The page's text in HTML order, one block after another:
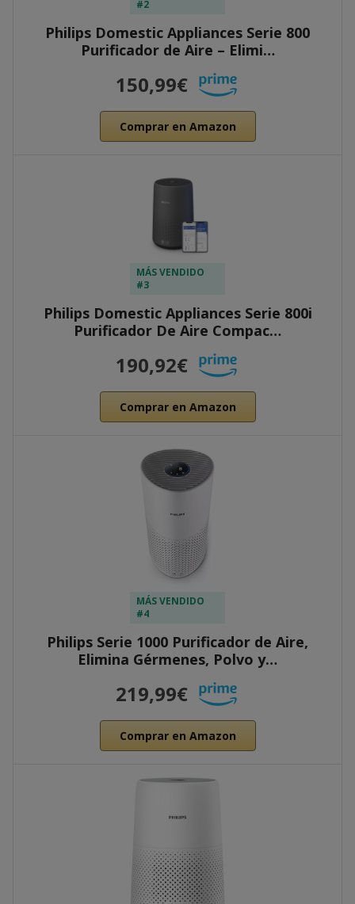
#2
Philips Domestic Appliances Serie 800
Purificador de Aire – Elimi…
150,99€
Comprar en Amazon
MÁS VENDIDO
#3
Philips Domestic Appliances Serie 800i
Purificador De Aire Compac…
190,92€
Comprar en Amazon
MÁS VENDIDO
#4
Philips Serie 1000 Purificador de Aire,
Elimina Gérmenes, Polvo y…
219,99€
Comprar en Amazon